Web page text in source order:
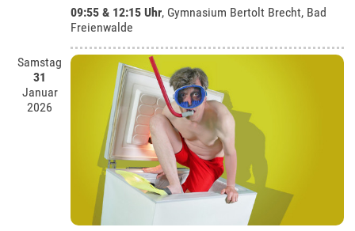
09:55 & 12:15 Uhr, Gymnasium Bertolt Brecht, Bad
Freienwalde
Samstag
31
Januar
2026